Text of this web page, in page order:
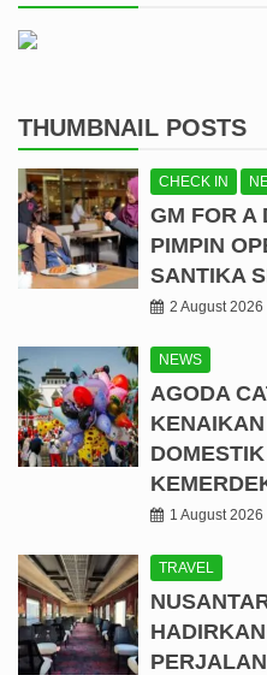
THUMBNAIL POSTS
CHECK IN
GM FOR A
PIMPIN
SANTIKA
2 August 2026
NEWS
AGODA
1 August 2026
TRAVEL